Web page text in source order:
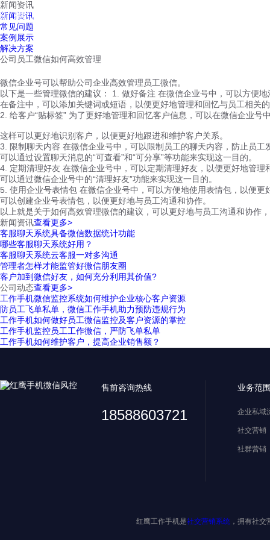
红鹰工作手机
新闻资讯
新闻资讯
常见问题
案例展示
解决方案
公司员工微信如何高效管理
微信企业号可以帮助公司企业高效管理员工微信。
以下是一些管理微信的建议： 1. 做好备注 在微信企业号中，可以方便
在备注中，可以添加关键词或短语，以便更好地管理和回忆与员工相关
2. 给客户“贴标签” 为了更好地管理和回忆客户信息，可以在微信企业号
这样可以更好地识别客户，以便更好地跟进和维护客户关系。
3. 限制聊天内容 在微信企业号中，可以限制员工的聊天内容，防止员工
可以通过设置聊天消息的“可查看”和“可分享”等功能来实现这一目的。
4. 定期清理好友 在微信企业号中，可以定期清理好友，以便更好地管理
可以通过微信企业号中的“清理好友”功能来实现这一目的。
5. 使用企业号表情包 在微信企业号中，可以方便地使用表情包，以便更
可以创建企业号表情包，以便更好地与员工沟通和协作。
以上就是关于如何高效管理微信的建议，可以更好地与员工沟通和协作
新闻资讯查看更多>
客服聊天系统具备微信数据统计功能
哪些客服聊天系统好用？
客服聊天系统云客服一对多沟通
管理者怎样才能监管好微信朋友圈
客户加到微信好友，如何充分利用其价值?
公司动态查看更多>
工作手机微信监控系统如何维护企业核心客户资源
防员工飞单私单，微信工作手机助力预防违规行为
工作手机如何做好员工微信监控及客户资源的掌控
工作手机监控员工工作微信，严防飞单私单
工作手机如何维护客户，提高企业销售额？
售前咨询热线
18588603721
业务范
企业私域
社交营销
社群营销
红鹰工作手机是社交营销系统 ，拥有社